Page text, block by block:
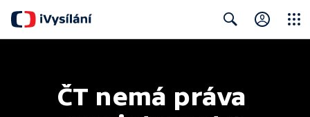
ČT nemá práva